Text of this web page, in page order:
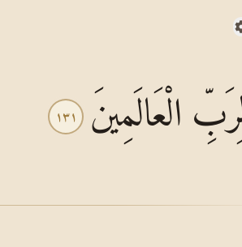
الْعَالَمِينَ ١٣١